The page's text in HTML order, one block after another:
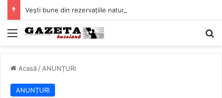
Mediu
Acasă / ANUNȚURI
ANUNȚURI